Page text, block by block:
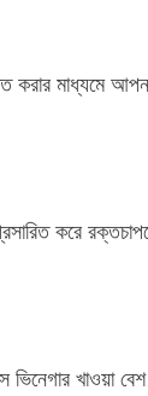
করার মাধ্যমে
করে
ভিনেগার খাওয়া